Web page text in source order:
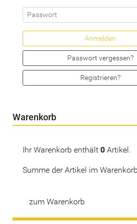
Passwort vergessen?
Registrieren?
Warenkorb
Ihr Warenkorb enthält 0 Artikel.
Summe der Artikel im
zum Warenkorb